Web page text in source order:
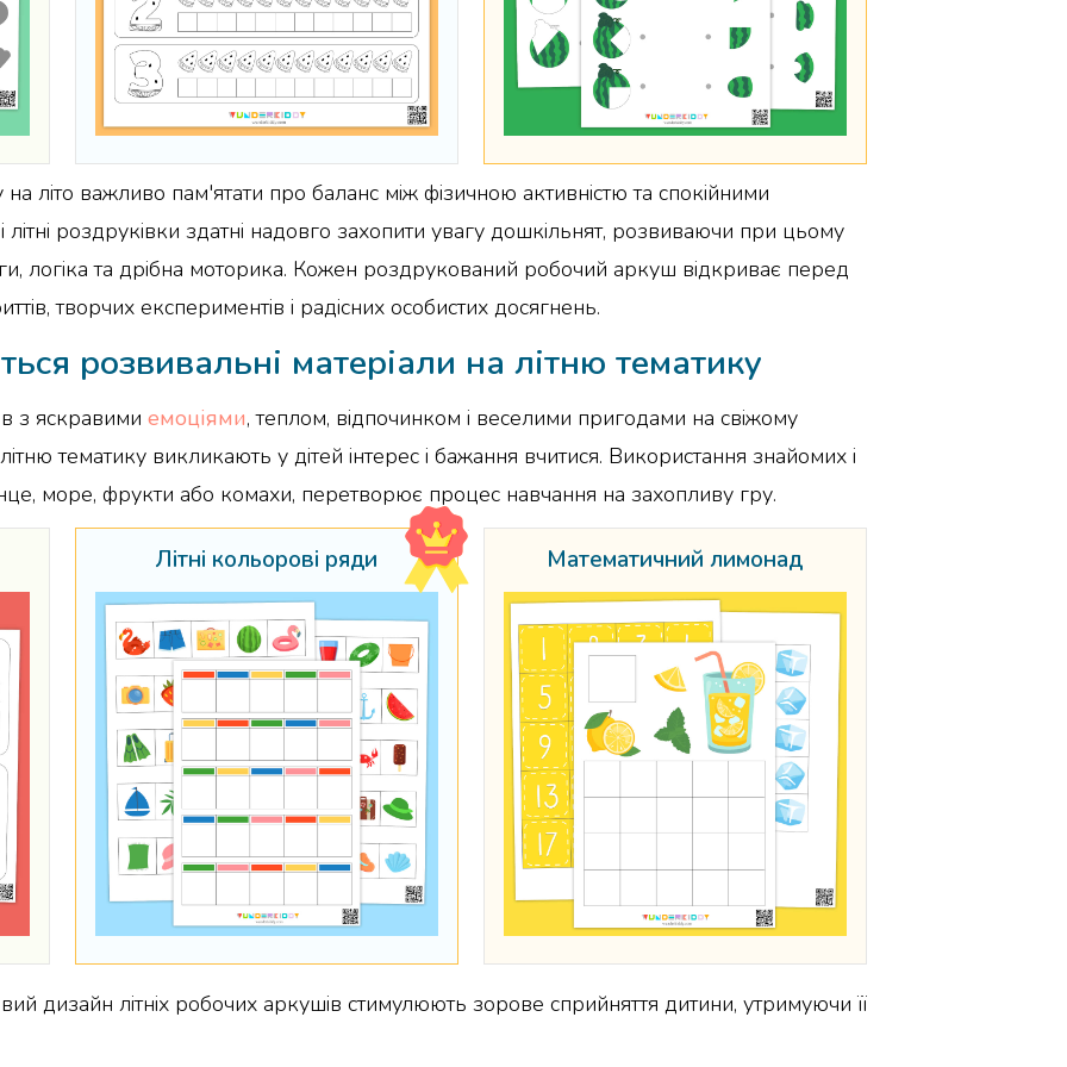
літо важливо пам'ятати про баланс між фізичною активністю та спокійними
роздруківки здатні надовго захопити увагу дошкільнят, розвиваючи при цьому
логіка та дрібна моторика. Кожен роздрукований робочий аркуш відкриває перед
творчих експериментів і радісних особистих досягнень.
розвивальні матеріали на літню тематику
з яскравими емоціями, теплом, відпочинком і веселими пригодами на свіжому
тематику викликають у дітей інтерес і бажання вчитися. Використання знайомих і
море, фрукти або комахи, перетворює процес навчання на захопливу гру.
Літні кольорові ряди Математичний лимонад
дизайн літніх робочих аркушів стимулюють зорове сприйняття дитини, утримуючи її